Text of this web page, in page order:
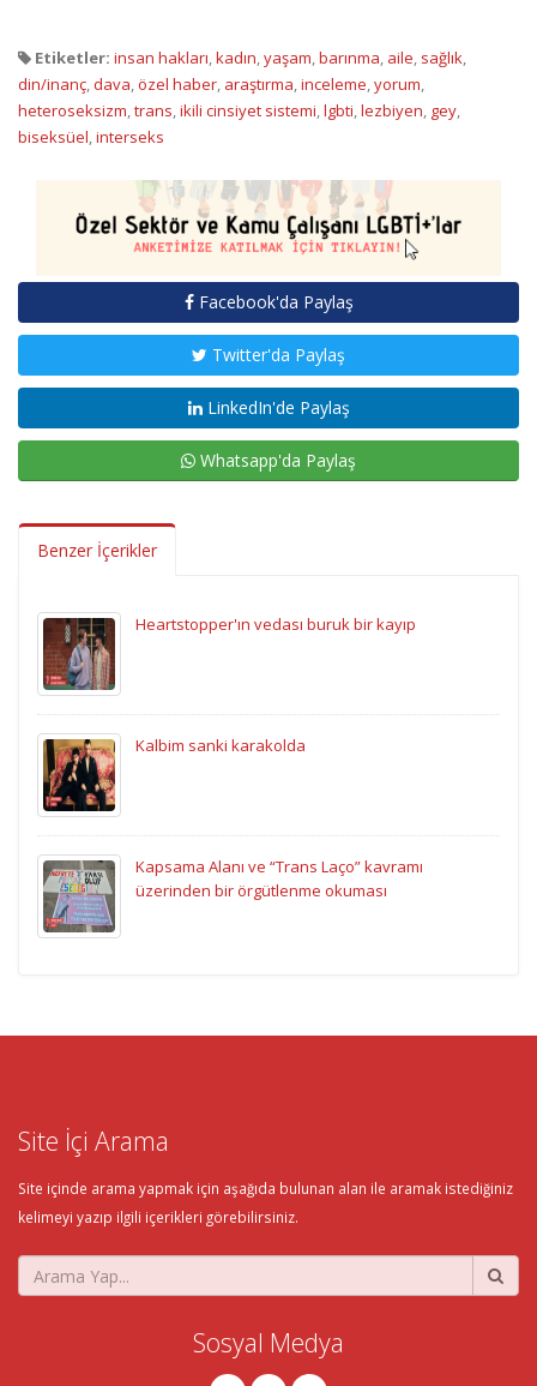
Etiketler: insan hakları,kadın,yaşam,barınma, aile, sağlık,
din/inanç,dava,özel haber, araştırma,inceleme,yorum,
heteroseksizm,trans,ikili cinsiyet sistemi,lgbti,lezbiyen, gey,
biseksüel,interseks
Facebook'da Paylaş
Twitter'da Paylaş
LinkedIn'de Paylaş
Whatsapp'da Paylaş
Benzer İçerikler
Heartstopper'ın vedası buruk bir kayıp
Kalbim sanki karakolda
Kapsama Alanı ve “Trans Laço” kavramı
üzerinden bir örgütlenme okuması
Site İçi Arama
Site içinde arama yapmak için aşağıda bulunan alan ile aramak istediğiniz
kelimeyi yazıp ilgili içerikleri görebilirsiniz.
Sosyal Medya